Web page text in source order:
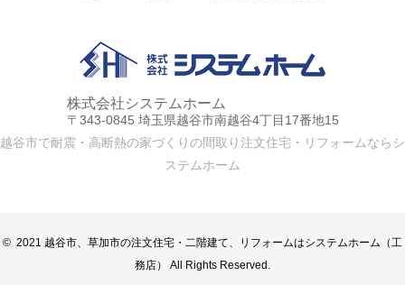
株式会社システムホーム
〒343-0845 埼玉県越谷市南越谷4丁目17番地15
越谷市で耐震・高断熱の家づくりの間取り注文住宅・リフォームならシ
ステムホーム
© 2021 越谷市、草加市の注文住宅・二階建て、リフォームはシステムホーム（工
務店） All Rights Reserved.